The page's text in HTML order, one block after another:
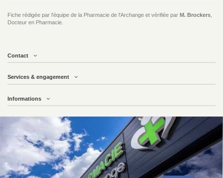
Fiche rédigée par l'équipe de la Pharmacie de l'Archange et vérifiée par M. Brockers
Docteur en Pharmacie.
Contact
Services & engagement
Informations